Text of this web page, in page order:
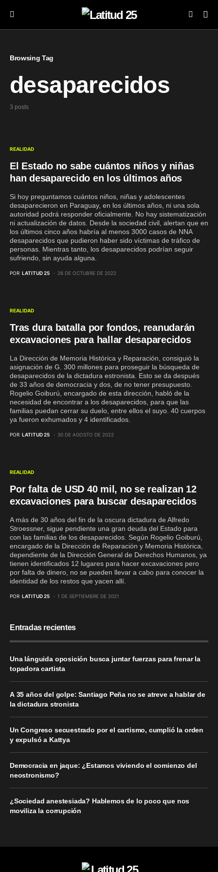
Browsing Tag
desaparecidos
3 posts
REALIDAD
El Estado no sabe cuántos niños y niñas
han desaparecido en los últimos años
Si hoy preguntamos cuántos niños, niñas y adolescentes
desaparecieron en Paraguay, en los últimos años, ni una sola
autoridad podrá responder oficialmente. No hay sistematización
ni actualización de datos. Desde la sociedad civil, alertan que en
los últimos cinco años habría al menos 3000 casos de NNA
desaparecidos que pudieron haber sido víctimas de tráfico de
personas. Mientras tanto, los desaparecidos podrían seguir
sufriendo, sin ayuda alguna.
POR LATITUD 25 26 DE OCTUBRE DE 2022
REALIDAD
Tras dura batalla por fondos, reanudarán
excavaciones para hallar desaparecidos
La Dirección de Memoria Histórica y Reparación, consiguió la
asignación de G. 300 millones para proseguir la búsqueda de
desaparecidos de la dictadura estronista. Esto se da después
de 33 años de democracia y dos, de no tener presupuesto.
Rogelio Goiburú, encargado de esta dirección, habló de la
necesidad de encontrar a los desaparecidos, para que las
familias puedan cerrar su duelo, entre ellos el suyo. 40 cuerpos
ya fueron exhumados y 4 identificados.
POR LATITUD 25 30 DE AGOSTO DE 2022
REALIDAD
Por falta de USD 40 mil, no se realizan 12
excavaciones para buscar desaparecidos
A más de 30 años del fin de la oscura dictadura de Alfredo
Stroessner, sigue pendiente una gran deuda del Estado para
con las familias de los desaparecidos. Según Rogelio Goiburú,
encargado de la Dirección de Reparación y Memoria Histórica,
dependiente de la Dirección General de Derechos Humanos, ya
tienen identificados 12 lugares para hacer excavaciones pero
por falta de dinero, no se pueden llevar a cabo para conocer la
identidad de los restos que yacen allí.
POR LATITUD 25 1 DE SEPTIEMBRE DE 2021
Entradas recientes
Una lánguida oposición busca juntar fuerzas para frenar la
topadora cartista
A 35 años del golpe: Santiago Peña no se atreve a hablar de
la dictadura stronista
Un Congreso secuestrado por el cartismo, cumplió la orden
y expulsó a Kattya
Democracia en jaque: ¿Estamos viviendo el comienzo del
neostronismo?
¿Sociedad anestesiada? Hablemos de lo poco que nos
moviliza la corrupción